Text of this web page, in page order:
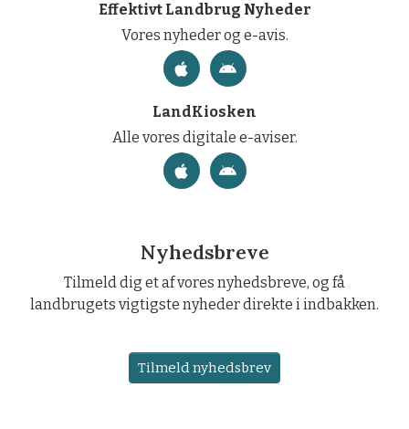
Effektivt Landbrug Nyheder
Vores nyheder og e-avis.
LandKiosken
Alle vores digitale e-aviser.
Nyhedsbreve
Tilmeld dig et af vores nyhedsbreve, og få
landbrugets vigtigste nyheder direkte i indbakken.
Tilmeld nyhedsbrev